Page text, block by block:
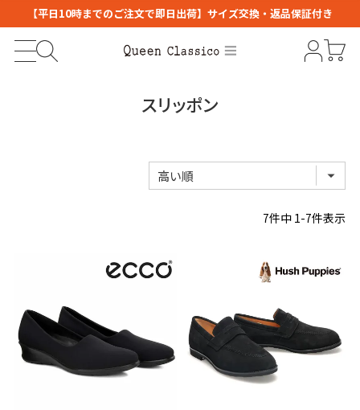
【平日10時までのご注文で即日出荷】サイズ交換・返品保証付き
スリッポン
7件中 1-7件表示